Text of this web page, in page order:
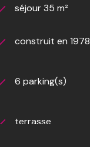
séjour 35 m²
construit en 1978
6 parking(s)
terrasse